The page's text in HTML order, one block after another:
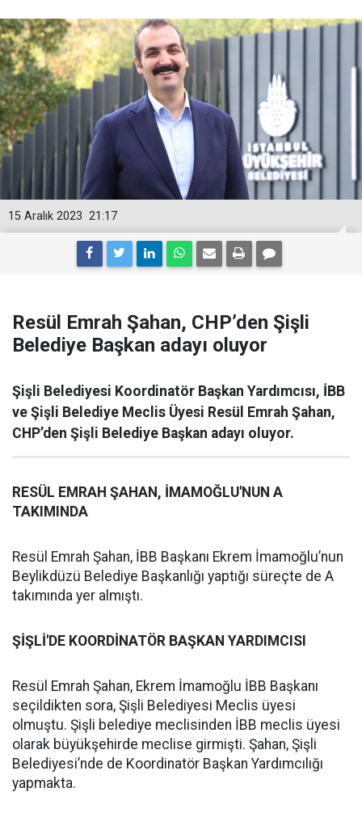
21:17
15 Aralık 2023
Resül Emrah Şahan, CHP’den Şişli
Belediye Başkan adayı oluyor
Şişli Belediyesi Koordinatör Başkan Yardımcısı, İBB
ve Şişli Belediye Meclis Üyesi Resül Emrah Şahan,
CHP’den Şişli Belediye Başkan adayı oluyor.
RESÜL EMRAH ŞAHAN, İMAMOĞLU'NUN A
TAKIMINDA
Resül Emrah Şahan, İBB Başkanı Ekrem İmamoğlu’nun
Beylikdüzü Belediye Başkanlığı yaptığı süreçte de A
takımında yer almıştı.
ŞİŞLİ'DE KOORDİNATÖR BAŞKAN YARDIMCISI
Resül Emrah Şahan, Ekrem İmamoğlu İBB Başkanı
seçildikten sora, Şişli Belediyesi Meclis üyesi
olmuştu. Şişli belediye meclisinden İBB meclis üyesi
olarak büyükşehirde meclise girmişti. Şahan, Şişli
Belediyesi’nde de Koordinatör Başkan Yardımcılığı
yapmakta.